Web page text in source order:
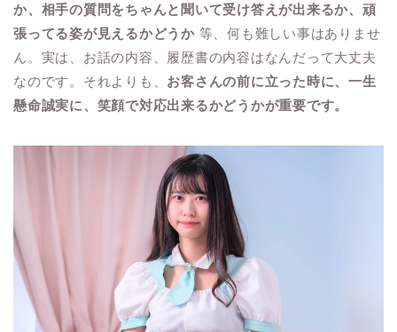
か、相手の質問をちゃんと聞いて受け答えが出来るか、頑
張ってる姿が見えるかどうか等、何も難しい事はありませ
ん。実は、お話の内容、履歴書の内容はなんだって大丈夫
なのです。それよりも、 お客さんの前に立った時に、一生
懸命誠実に、笑顔で対応出来るかどうかが重要です。